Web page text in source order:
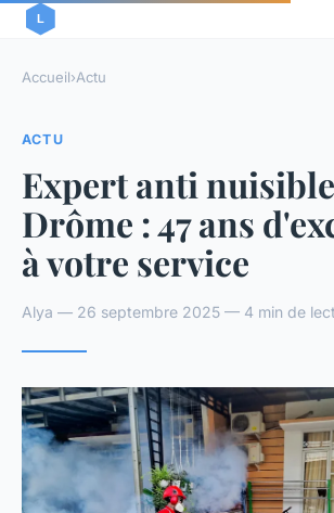
Accueil›Actu
ACTU
Expert anti
Drôme : 47 ans
à votre service
Alya — 26 septembre 2025 — 4 min de